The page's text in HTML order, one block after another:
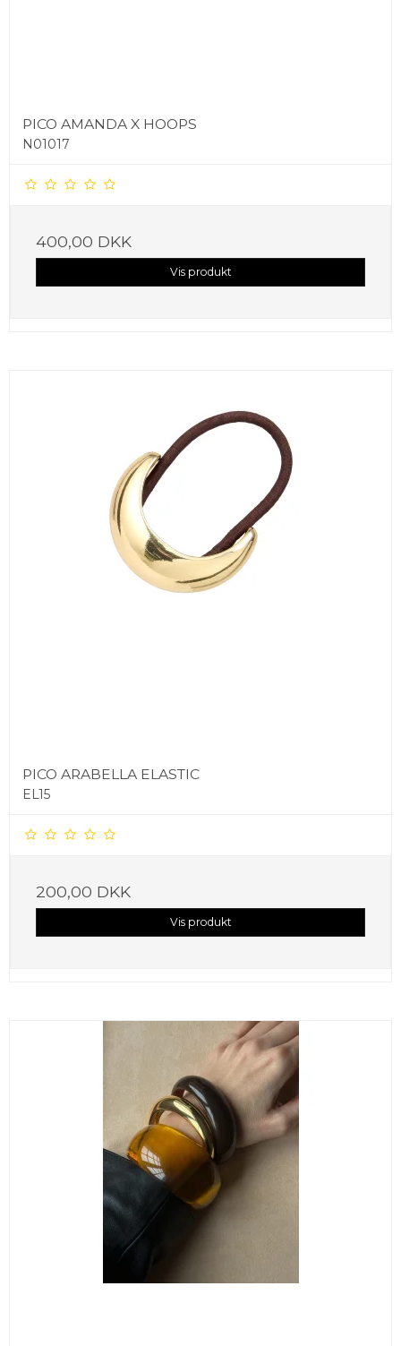
PICO AMANDA X HOOPS
N01017
400,00 DKK
Vis produkt
PICO ARABELLA ELASTIC
EL15
200,00 DKK
Vis produkt